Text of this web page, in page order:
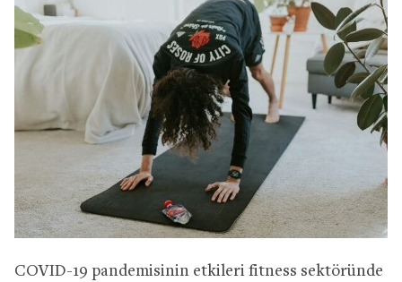
COVID-19 pandemisinin etkileri fitness sektöründe